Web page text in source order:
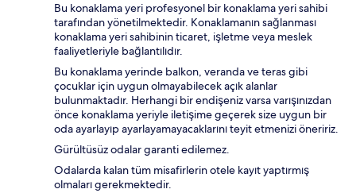
Bu konaklama yeri profesyonel bir konaklama yeri sahibi
tarafından yönetilmektedir. Konaklamanın sağlanması
konaklama yeri sahibinin ticaret, işletme veya meslek
faaliyetleriyle bağlantılıdır.
Bu konaklama yerinde balkon, veranda ve teras gibi
çocuklar için uygun olmayabilecek açık alanlar
bulunmaktadır. Herhangi bir endişeniz varsa varışınızdan
önce konaklama yeriyle iletişime geçerek size uygun bir
oda ayarlayıp ayarlayamayacaklarını teyit etmenizi öneririz.
Gürültüsüz odalar garanti edilemez.
Odalarda kalan tüm misafirlerin otele kayıt yaptırmış
olmaları gerekmektedir.